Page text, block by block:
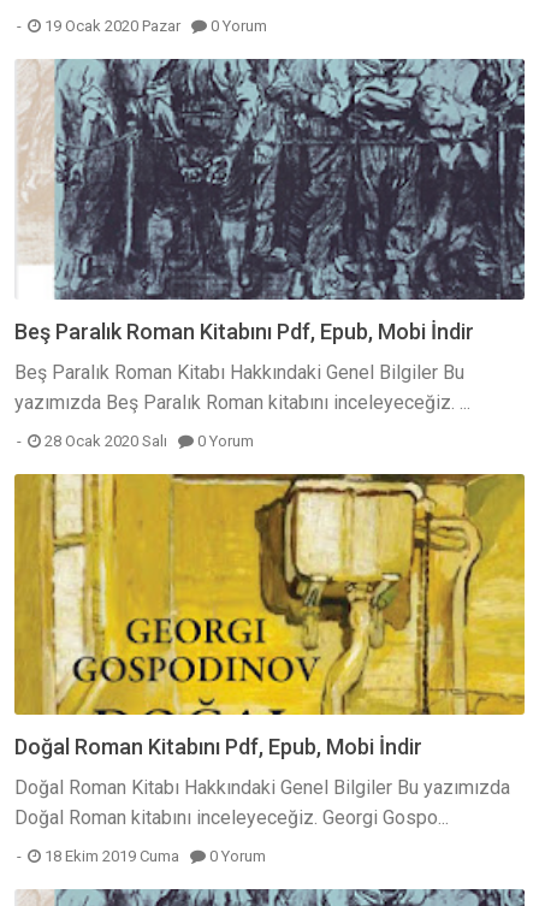
19 Ocak 2020 Pazar 0 Yorum
Beş Paralık Roman Kitabını Pdf, Epub, Mobi İndir
Beş Paralık Roman Kitabı Hakkındaki Genel Bilgiler Bu
yazımızda Beş Paralık Roman kitabını inceleyeceğiz. ...
28 Ocak 2020 Salı 0 Yorum
Doğal Roman Kitabını Pdf, Epub, Mobi İndir
Doğal Roman Kitabı Hakkındaki Genel Bilgiler Bu yazımızda
Doğal Roman kitabını inceleyeceğiz. Georgi Gospo...
18 Ekim 2019 Cuma 0 Yorum